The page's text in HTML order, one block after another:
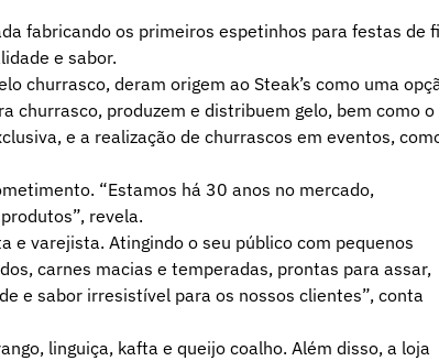
fabricando os primeiros espetinhos para festas de
e sabor.
churrasco, deram origem ao Steak’s como uma
churrasco, produzem e distribuem gelo, bem como o
e a realização de churrascos em eventos,
“Estamos há 30 anos no mercado,
revela.
e varejista. Atingindo o seu público com pequenos
carnes macias e temperadas, prontas para assar,
e sabor irresistível para os nossos clientes”, conta
linguiça, kafta e queijo coalho. Além disso, a loja